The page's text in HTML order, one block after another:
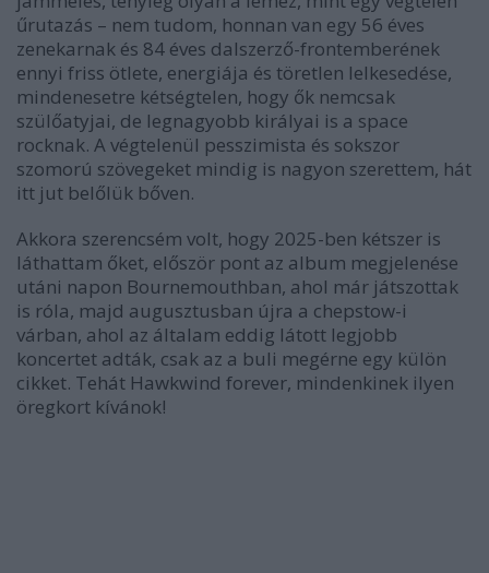
űrutazás – nem tudom, honnan van egy 56 éves
zenekarnak és 84 éves dalszerző-frontemberének
ennyi friss ötlete, energiája és töretlen lelkesedése,
mindenesetre kétségtelen, hogy ők nemcsak
szülőatyjai, de legnagyobb királyai is a space
rocknak. A végtelenül pesszimista és sokszor
szomorú szövegeket mindig is nagyon szerettem, hát
itt jut belőlük bőven.
Akkora szerencsém volt, hogy 2025-ben kétszer is
láthattam őket, először pont az album megjelenése
utáni napon Bournemouthban, ahol már játszottak
is róla, majd augusztusban újra a chepstow-i
várban, ahol az általam eddig látott legjobb
koncertet adták, csak az a buli megérne egy külön
cikket. Tehát Hawkwind forever, mindenkinek ilyen
öregkort kívánok!